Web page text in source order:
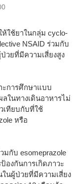
ห้ใช้ยาในกลุ่ม cyclo-
NSAID ร่วมกับ
ป่วยที่มีความเสี่ยงสูง
ะการศึกษาแบบ
ลในทางเดินอาหารไม่
เทียบกับที่ใช้
หรือ
มกับ esomeprazole
องกันการเกิดภาวะ
นผู้ป่วยที่มีความเสี่ยง